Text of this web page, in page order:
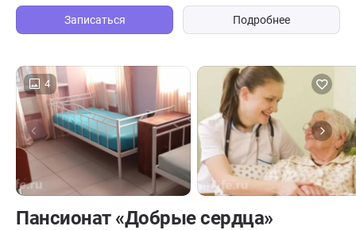
Записаться Подробнее
4
Пансионат «Добрые сердца»